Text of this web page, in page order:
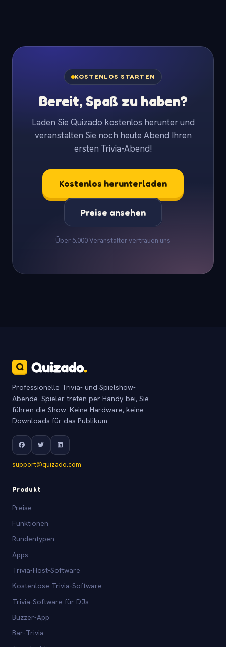
KOSTENLOS STARTEN
Bereit, Spaß zu haben?
Laden Sie Quizado kostenlos herunter und
veranstalten Sie noch heute Abend Ihren
ersten Trivia-Abend!
Kostenlos herunterladen
Preise ansehen
Über 5.000 Veranstalter vertrauen uns
Professionelle Trivia- und Spielshow-
Abende. Spieler treten per Handy bei, Sie
führen die Show. Keine Hardware, keine
Downloads für das Publikum.
support@quizado.com
Produkt
Preise
Funktionen
Rundentypen
Apps
Trivia-Host-Software
Kostenlose Trivia-Software
Trivia-Software für DJs
Buzzer-App
Bar-Trivia